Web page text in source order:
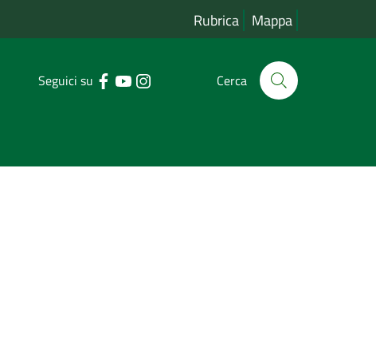
Rubrica Mappa
Seguici su Cerca